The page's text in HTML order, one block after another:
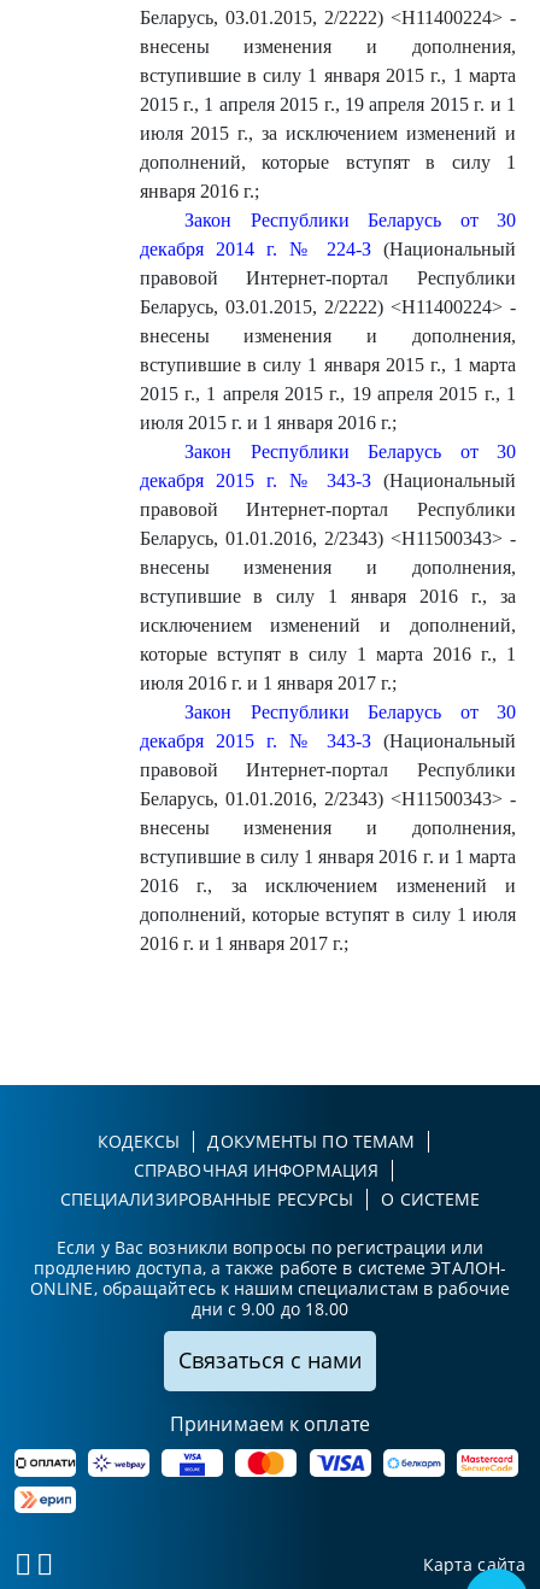
Беларусь, 03.01.2015, 2/2222) <H11400224> -
внесены изменения и дополнения,
вступившие в силу 1 января 2015 г., 1 марта
2015 г., 1 апреля 2015 г., 19 апреля 2015 г. и 1
июля 2015 г., за исключением изменений и
дополнений, которые вступят в силу 1
января 2016 г.;
Закон Республики Беларусь от 30
декабря 2014 г. № 224-З(Национальный
правовой Интернет-портал Республики
Беларусь, 03.01.2015, 2/2222) <H11400224> -
внесены изменения и дополнения,
вступившие в силу 1 января 2015 г., 1 марта
2015 г., 1 апреля 2015 г., 19 апреля 2015 г., 1
июля 2015 г. и 1 января 2016 г.;
Закон Республики Беларусь от 30
декабря 2015 г. № 343-З(Национальный
правовой Интернет-портал Республики
Беларусь, 01.01.2016, 2/2343) <H11500343> -
внесены изменения и дополнения,
вступившие в силу 1 января 2016 г., за
исключением изменений и дополнений,
которые вступят в силу 1 марта 2016 г., 1
июля 2016 г. и 1 января 2017 г.;
Закон Республики Беларусь от 30
декабря 2015 г. № 343-З(Национальный
правовой Интернет-портал Республики
Беларусь, 01.01.2016, 2/2343) <H11500343> -
внесены изменения и дополнения,
вступившие в силу 1 января 2016 г. и 1 марта
2016 г., за исключением изменений и
дополнений, которые вступят в силу 1 июля
2016 г. и 1 января 2017 г.;
КОДЕКСЫ
ДОКУМЕНТЫ ПО ТЕМАМ
СПРАВОЧНАЯ ИНФОРМАЦИЯ
СПЕЦИАЛИЗИРОВАННЫЕ РЕСУРСЫ
О СИСТЕМЕ
Если у Вас возникли вопросы по регистрации или
продлению доступа, а также работе в системе ЭТАЛОН-
ONLINE, обращайтесь к нашим специалистам в рабочие
дни с 9.00 до 18.00
Связаться с нами
Принимаем к оплате
Карта сайта